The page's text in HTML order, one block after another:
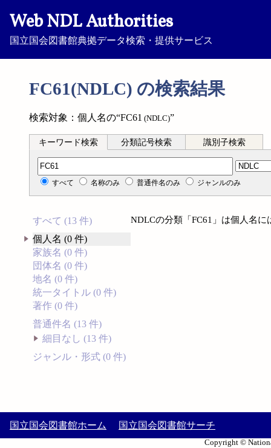
Web NDL Authorities
国立国会図書館典拠データ検索・提供サービス
FC61(NDLC) の検索結果
検索対象：個人名の“FC61 (NDLC)”
キーワード検索 分類記号検索 識別子検索
分類記号検索
すべて 名称のみ 普通件名のみ ジャンルのみ
すべて (13 件)
個人名 (0 件)
家族名 (0 件)
団体名 (0 件)
地名 (0 件)
統一タイトル (0 件)
著作 (0 件)
普通件名 (13 件)
細目なし (13 件)
ジャンル・形式 (0 件)
NDLCの分類「FC61」は個人名
国立国会図書館ホーム 国立国会図書館サーチ
Copyright ©